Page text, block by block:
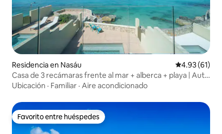
Residencia en Nasáu Calificación
4.93 (61)
Casa de 3 recámaras frente al mar + alberca + playa | Auto
incluido
Ubicación · Familiar · Aire acondicionado
Favorito entre huéspedes
Favorito entre huéspedes